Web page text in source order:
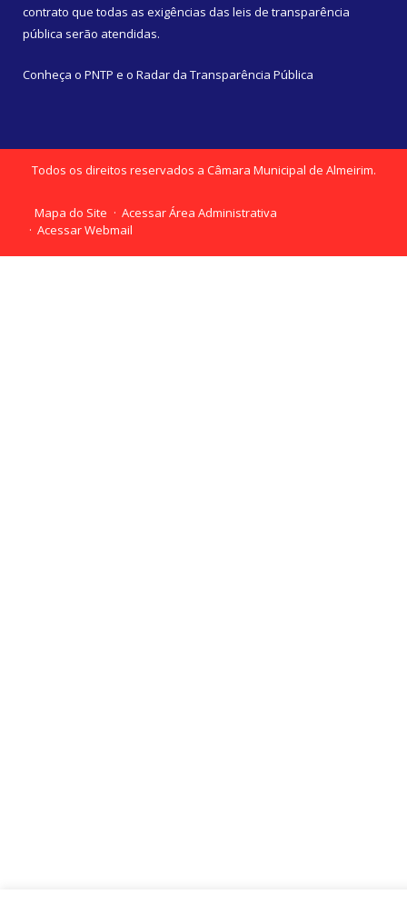
contrato que todas as exigências das leis de transparência
pública serão atendidas.
Conheça o PNTP e o Radar da Transparência Pública
Todos os direitos reservados a Câmara Municipal de Almeirim.
Mapa do Site
Acessar Área Administrativa
Acessar Webmail